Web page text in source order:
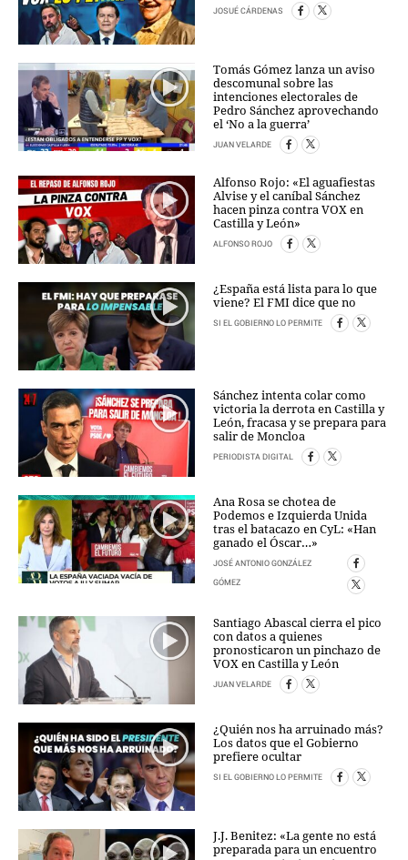
JOSUÉ CÁRDENAS
Tomás Gómez lanza un aviso
descomunal sobre las
intenciones electorales de
Pedro Sánchez aprovechando
el ‘No a la guerra’
JUAN VELARDE
Alfonso Rojo: «El aguafiestas
Alvise y el caníbal Sánchez
hacen pinza contra VOX en
Castilla y León»
ALFONSO ROJO
¿España está lista para lo que
viene? El FMI dice que no
SI EL GOBIERNO LO PERMITE
Sánchez intenta colar como
victoria la derrota en Castilla y
León, fracasa y se prepara para
salir de Moncloa
PERIODISTA DIGITAL
Ana Rosa se chotea de
Podemos e Izquierda Unida
tras el batacazo en CyL: «Han
ganado el Óscar…»
JOSÉ ANTONIO GONZÁLEZ
GÓMEZ
Santiago Abascal cierra el pico
con datos a quienes
pronosticaron un pinchazo de
VOX en Castilla y León
JUAN VELARDE
¿Quién nos ha arruinado más?
Los datos que el Gobierno
prefiere ocultar
SI EL GOBIERNO LO PERMITE
J.J. Benitez: «La gente no está
preparada para un encuentro